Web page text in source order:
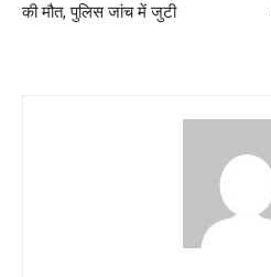
की मौत, पुलिस जांच में जुटी